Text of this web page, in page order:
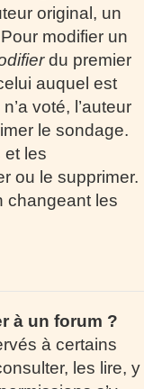
original, un
modifier un
du premier
auquel est
voté, l’auteur
le sondage.
et les
ou le supprimer.
changeant les
à un forum ?
à certains
les lire, y